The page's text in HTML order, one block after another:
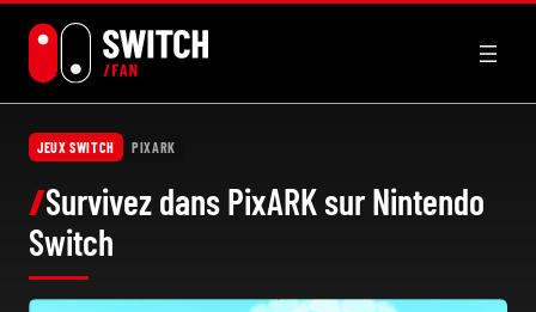
contenu
JEUX SWITCH PIXARK
Survivez dans PixARK sur Nintendo
Switch